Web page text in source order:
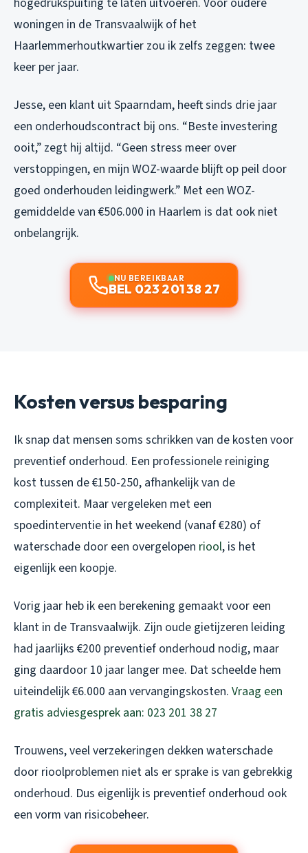
woningen in de Transvaalwijk of het
Haarlemmerhoutkwartier zou ik zelfs zeggen: twee
keer per jaar.
Jesse, een klant uit Spaarndam, heeft sinds drie jaar
een onderhoudscontract bij ons. “Beste investering
ooit,” zegt hij altijd. “Geen stress meer over
verstoppingen, en mijn WOZ-waarde blijft op peil door
goed onderhouden leidingwerk.” Met een WOZ-
gemiddelde van €506.000 in Haarlem is dat ook niet
onbelangrijk.
NU BEREIKBAAR
BEL 023 201 38 27
Kosten versus besparing
Ik snap dat mensen soms schrikken van de kosten voor
preventief onderhoud. Een professionele reiniging
kost tussen de €150-250, afhankelijk van de
complexiteit. Maar vergeleken met een
spoedinterventie in het weekend (vanaf €280) of
waterschade door een overgelopen riool, is het
eigenlijk een koopje.
Vorig jaar heb ik een berekening gemaakt voor een
klant in de Transvaalwijk. Zijn oude gietijzeren leiding
had jaarlijks €200 preventief onderhoud nodig, maar
ging daardoor 10 jaar langer mee. Dat scheelde hem
uiteindelijk €6.000 aan vervangingskosten. Vraag een
gratis adviesgesprek aan: 023 201 38 27
Trouwens, veel verzekeringen dekken waterschade
door rioolproblemen niet als er sprake is van gebrekkig
onderhoud. Dus eigenlijk is preventief onderhoud ook
een vorm van risicobeheer.